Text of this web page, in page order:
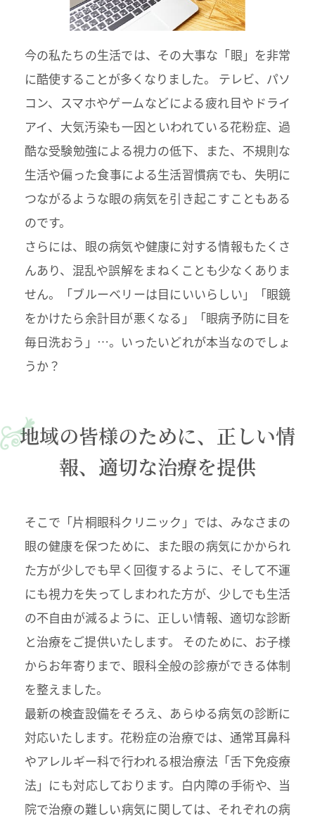
今の私たちの生活では、その大事な「眼」を非常
に酷使することが多くなりました。 テレビ、パソ
コン、スマホやゲームなどによる疲れ目やドライ
アイ、大気汚染も一因といわれている花粉症、過
酷な受験勉強による視力の低下、また、不規則な
生活や偏った食事による生活習慣病でも、失明に
つながるような眼の病気を引き起こすこともある
のです。
さらには、眼の病気や健康に対する情報もたくさ
んあり、混乱や誤解をまねくことも少なくありま
せん。「ブルーベリーは目にいいらしい」「眼鏡
をかけたら余計目が悪くなる」「眼病予防に目を
毎日洗おう」…。いったいどれが本当なのでしょ
うか？
地域の皆様のために、正しい情
報、適切な治療を提供
そこで「片桐眼科クリニック」では、みなさまの
眼の健康を保つために、また眼の病気にかかられ
た方が少しでも早く回復するように、そして不運
にも視力を失ってしまわれた方が、少しでも生活
の不自由が減るように、正しい情報、適切な診断
と治療をご提供いたします。 そのために、お子様
からお年寄りまで、眼科全般の診療ができる体制
を整えました。
最新の検査設備をそろえ、あらゆる病気の診断に
対応いたします。花粉症の治療では、通常耳鼻科
やアレルギー科で行われる根治療法「舌下免疫療
法」にも対応しております。白内障の手術や、当
院で治療の難しい病気に関しては、それぞれの病